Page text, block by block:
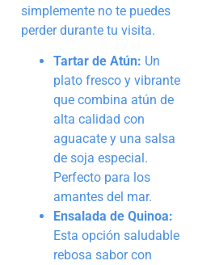
simplemente no te puedes
perder durante tu visita.
Tartar de Atún: Un
plato fresco y vibrante
que combina atún de
alta calidad con
aguacate y una salsa
de soja especial.
Perfecto para los
amantes del mar.
Ensalada de Quinoa:
Esta opción saludable
rebosa sabor con